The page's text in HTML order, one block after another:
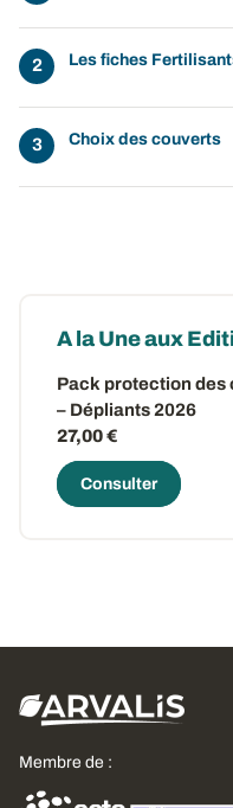
Les fiches
Choix des couverts
A la Une aux
Pack protection des
– Dépliants 2026
27,00 €
Consulter
Membre de :